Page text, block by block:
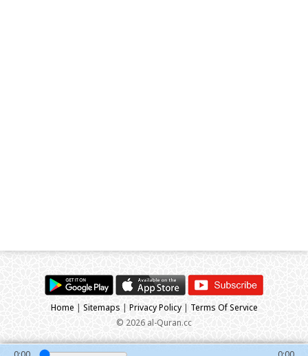
Home | Sitemaps | Privacy Policy| Terms Of Service
© 2026 al-Quran.cc